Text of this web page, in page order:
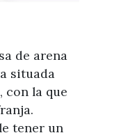
turística
de Vélez-
de eventos
del
de arena
situada
con la que
tener un